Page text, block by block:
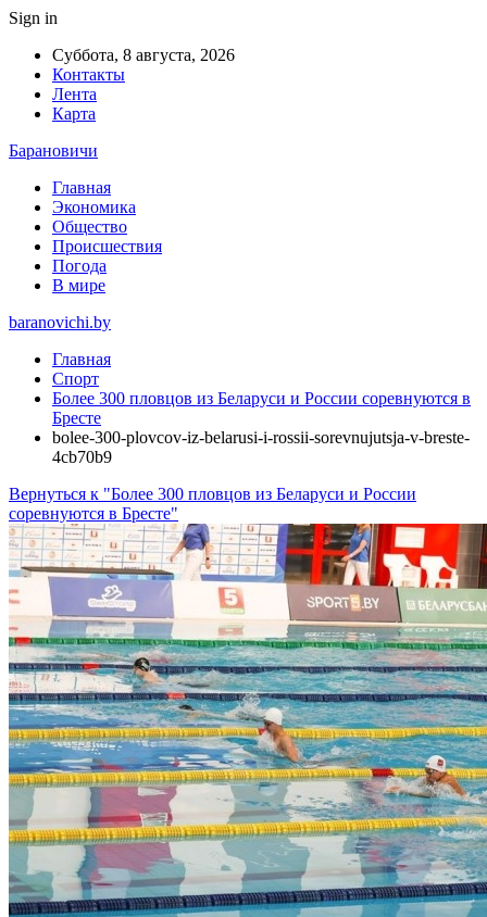
Sign in
Суббота, 8 августа, 2026
Контакты
Лента
Карта
Барановичи
Главная
Экономика
Общество
Происшествия
Погода
В мире
baranovichi.by
Главная
Спорт
Более 300 пловцов из Беларуси и России соревнуются в
Бресте
bolee-300-plovcov-iz-belarusi-i-rossii-sorevnujutsja-v-breste-
4cb70b9
Вернуться к "Более 300 пловцов из Беларуси и России
соревнуются в Бресте"